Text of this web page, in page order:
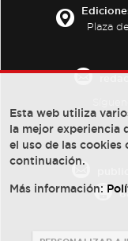
Plaza
Esta web utiliza
la mejor experiencia
el uso de las cookies
continuación.
Más información: